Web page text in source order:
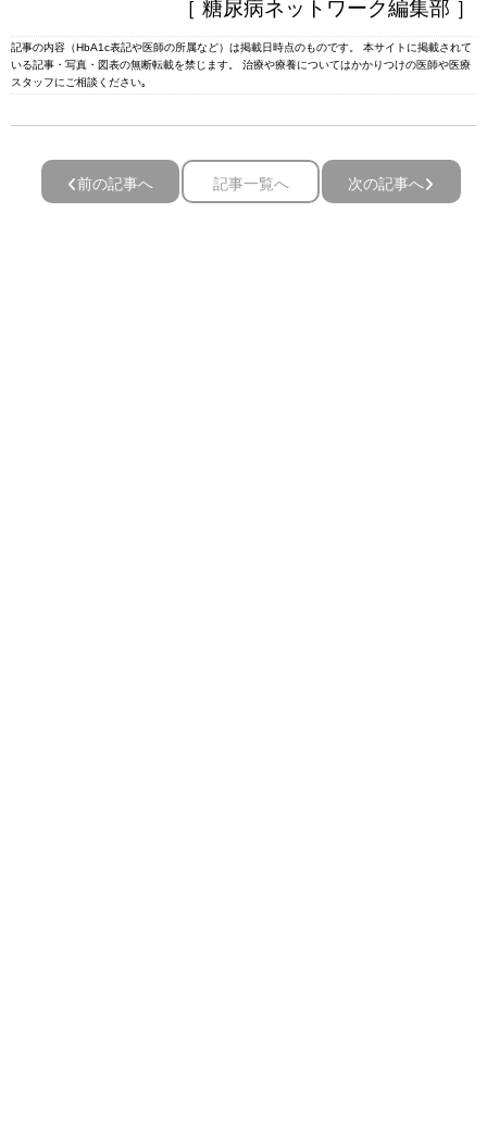
［ 糖尿病ネットワーク編集部 ］
記事の内容（HbA1c表記や医師の所属など）は掲載日時点のものです。 本サイトに掲載されて
いる記事・写真・図表の無断転載を禁じます。 治療や療養についてはかかりつけの医師や医療
スタッフにご相談ください｡
前の記事へ 記事一覧へ 次の記事へ